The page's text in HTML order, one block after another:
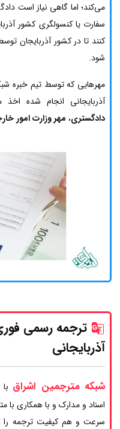
می‌کند؛ اما گاهی نیاز است
سفارت یا کنسولگری کشور
کنند تا در کشور آذربایجان
شود.
مهرهایی که توسط تیم خبره
آذربایجانی انجام شده
دادگستری، مهر وزارت امور
ترجمه رسمی
آذربایجانی
شبکه مترجمین اشراق
اسناد و مدارک و با همکاری با
سرعت و هم کیفیت ترجمه را